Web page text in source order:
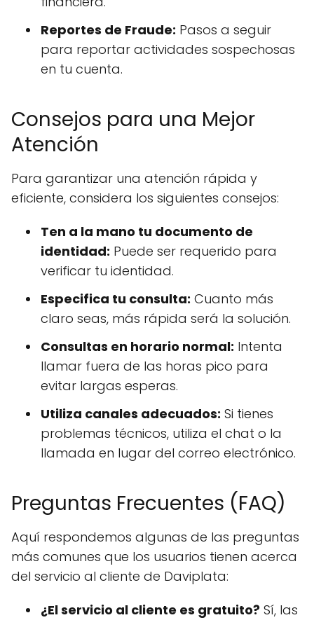
Reportes de Fraude: Pasos a seguir
para reportar actividades sospechosas
en tu cuenta.
Consejos para una Mejor
Atención
Para garantizar una atención rápida y
eficiente, considera los siguientes consejos:
Ten a la mano tu documento de
identidad: Puede ser requerido para
verificar tu identidad.
Especifica tu consulta: Cuanto más
claro seas, más rápida será la solución.
Consultas en horario normal: Intenta
llamar fuera de las horas pico para
evitar largas esperas.
Utiliza canales adecuados: Si tienes
problemas técnicos, utiliza el chat o la
llamada en lugar del correo electrónico.
Preguntas Frecuentes (FAQ)
Aquí respondemos algunas de las preguntas
más comunes que los usuarios tienen acerca
del servicio al cliente de Daviplata:
¿El servicio al cliente es gratuito? Sí, las